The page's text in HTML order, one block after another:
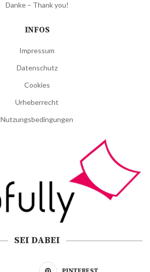
Danke – Thank you!
INFOS
Impressum
Datenschutz
Cookies
Urheberrecht
Nutzungsbedingungen
SEI DABEI